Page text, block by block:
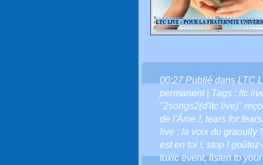
00:27 Publié dans LTC
permanent| Tags : ltc
"2songs2(d'ltc live)"
de l'Âme !, tears for fears
live : la voix du graoully !
est en toi !, stop !
toxic event,listen to